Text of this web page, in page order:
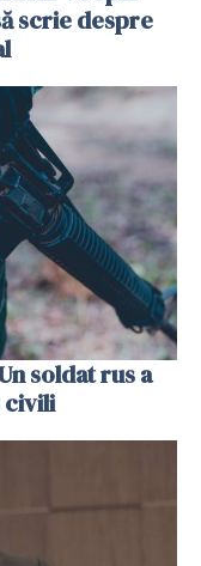
scrie despre
soldat rus a
civili